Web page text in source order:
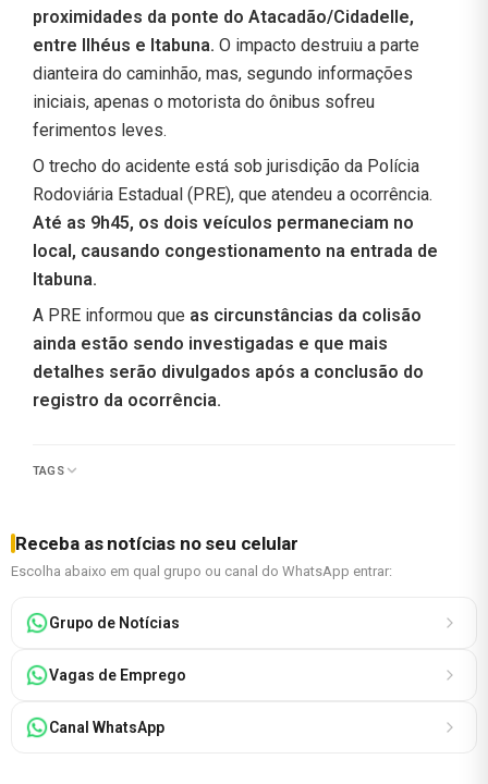
proximidades da ponte do Atacadão/Cidadelle,
entre Ilhéus e Itabuna. O impacto destruiu a parte
dianteira do caminhão, mas, segundo informações
iniciais, apenas o motorista do ônibus sofreu
ferimentos leves.
O trecho do acidente está sob jurisdição da Polícia
Rodoviária Estadual (PRE), que atendeu a ocorrência.
Até as 9h45, os dois veículos permaneciam no
local, causando congestionamento na entrada de
Itabuna.
A PRE informou que as circunstâncias da colisão
ainda estão sendo investigadas e que mais
detalhes serão divulgados após a conclusão do
registro da ocorrência.
TAGS
Receba as notícias no seu celular
Escolha abaixo em qual grupo ou canal do WhatsApp entrar:
Grupo de Notícias
Vagas de Emprego
Canal WhatsApp